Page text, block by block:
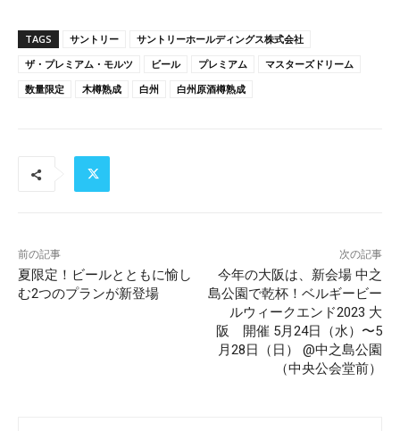
TAGS サントリー
サントリーホールディングス株式会社
ザ・プレミアム・モルツ
ビール プレミアム
マスターズドリーム
数量限定
木樽熟成 白州 白州原酒樽熟成
前の記事
夏限定！ビールとともに愉し
む2つのプランが新登場
次の記事
今年の大阪は、新会場 中之
島公園で乾杯！ベルギービー
ルウィークエンド2023 大
阪 開催 5月24日（水）〜5
月28日（日） @中之島公園
（中央公会堂前）